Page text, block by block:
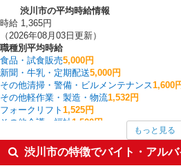
渋川市の平均時給情報
時給 1,365円
（2026年08月03日更新）
職種別平均時給
食品・試食販売5,000円
新聞・牛乳・定期配送5,000円
その他清掃・警備・ビルメンテナンス1,600
その他軽作業・製造・物流1,532円
フォークリフト 1,525円
その他介護・福祉 1,500円
介護職・ヘルパー1,396円
その他IT・クリエイティブ
1,372円
もっと見る
渋川市の特徴でバイト・アル